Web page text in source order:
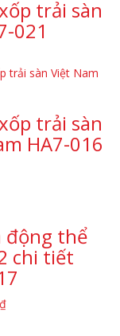
trải sàn
021
trải sàn
HA7-016
động thể
chi tiết
₫